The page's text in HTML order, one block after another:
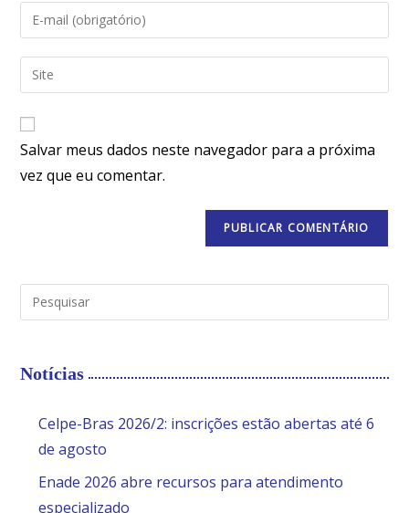
Salvar meus dados neste navegador para a próxima
vez que eu comentar.
Notícias
Celpe-Bras 2026/2: inscrições estão abertas até 6
de agosto
Enade 2026 abre recursos para atendimento
especializado